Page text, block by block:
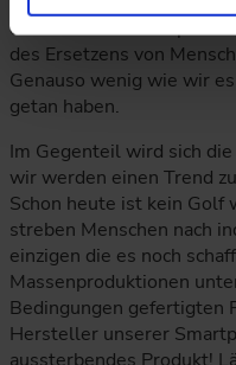
dass wir vor einer
des Ersetzens von
Genauso wenig wie wir
getan haben.
Im Gegenteil wird sich
wir werden einen Trend
Schon heute ist kein Golf
streben Menschen nach
einzigen die es noch
Massenproduktionen
Bedingungen gefertigten
Hersteller unserer